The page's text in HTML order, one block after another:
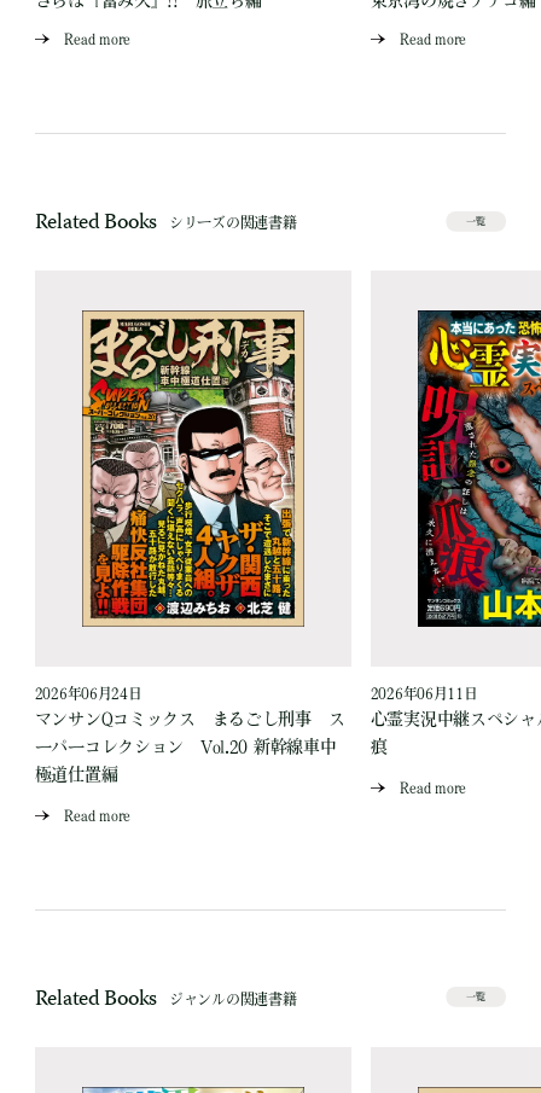
Read more Read more
Related Books シリーズの関連書籍 一覧
2026年06月24日
マンサンQコミックス まるごし刑事 ス
ーパーコレクション Vol.20 新幹線車中
極道仕置編
Read more
2026年06月11日
心霊実況中継スペシ
痕
Read more
Related Books ジャンルの関連書籍 一覧